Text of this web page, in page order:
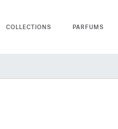
COLLECTIONS PARFUMS